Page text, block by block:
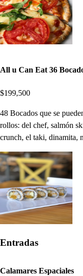
All u Can Eat 36
$199,500
48 Bocados que se
rollos: del chef, salmón
crunch, el taki, dinamita,
Entradas
Calamares Espaciales